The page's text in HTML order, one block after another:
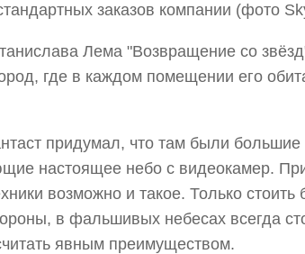
заказов компании (фото
Лема "Возвращение со
где в каждом помещении его
придумал, что там были большие
настоящее небо с видеокамер.
возможно и такое. Только стоить
в фальшивых небесах всегда
явным преимуществом.